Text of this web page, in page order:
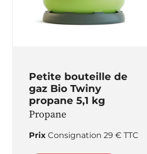
Petite bouteille de
gaz Bio Twiny
propane 5,1 kg
Propane
Prix Consignation 29 € TTC